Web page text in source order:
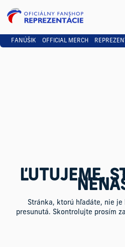
FANÚŠIK OFFICIAL MERCH
ĽUTUJEME,
Stránka, ktorú hľadáte, nie
presunutá. Skontrolujte prosím